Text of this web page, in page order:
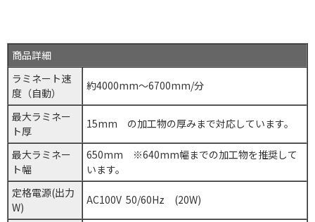
商品詳細
ラミネート速
度（自動）
約4000mm～6700mm/分
最大ラミネー
ト厚
15mm の加工物の厚みまで対応しています。
最大ラミネー
ト幅
650mm ※640mm幅までの加工物を推奨して
います。
定格電源(出力
W)
AC100V 50/60Hz (20W)